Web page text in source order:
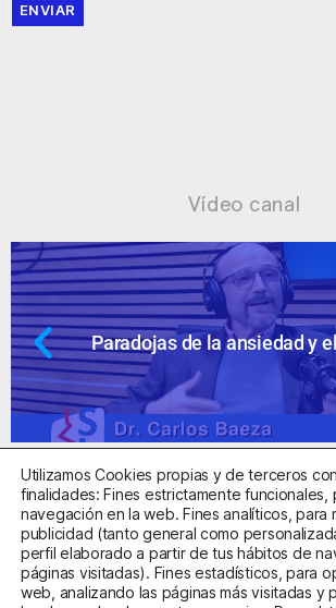
ENVIAR
Vídeo canal
Paradojas de la ansiedad y
Centro Sanitario Autorizado con el
Utilizamos Cookies propias y de terceros
finalidades: Fines estrictamente funcionales,
navegación en la web. Fines analíticos, para
publicidad (tanto general como
perfil elaborado a partir de tus hábitos de
páginas visitadas). Fines estadísticos, para
web, analizando las páginas más visitadas y